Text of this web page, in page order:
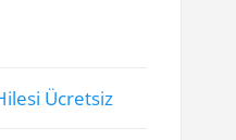
Ücretsiz